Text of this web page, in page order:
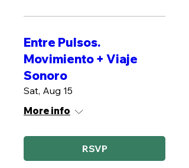
Entre Pulsos.
Movimiento + Viaje
Sonoro
Sat, Aug 15
More info
RSVP